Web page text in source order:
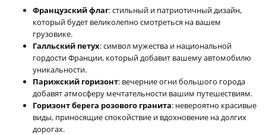
Французский флаг: стильный и патриотичный дизайн,
который будет великолепно смотреться на вашем
грузовике.
Галльский петух: символ мужества и национальной
гордости Франции, который добавит вашему автомобилю
уникальности.
Парижский горизонт: вечерние огни большого города
добавят атмосферу мечтательности вашим путешествиям.
Горизонт берега розового гранита: невероятно красивые
виды, приносящие спокойствие и вдохновение на долгих
дорогах.